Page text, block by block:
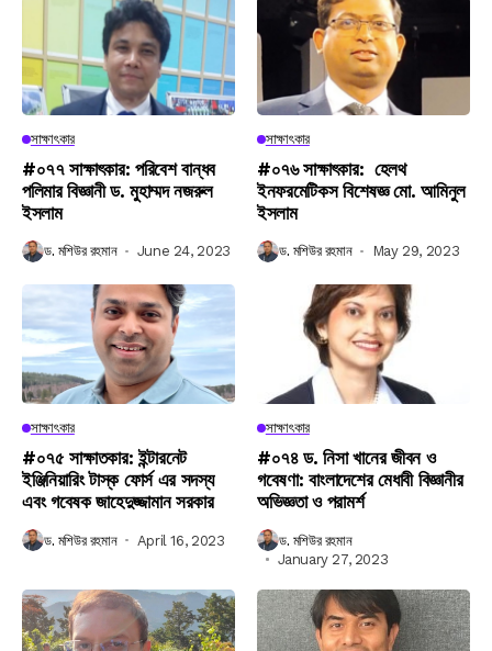
সাক্ষাৎকার
#০৭৭ সাক্ষাৎকার: পরিবেশ বান্ধব
পলিমার বিজ্ঞানী ড. মুহাম্মদ নজরুল
ইসলাম
ড. মশিউর রহমান June 24, 2023
সাক্ষাৎকার
#০৭৬ সাক্ষাৎকার: হেলথ
ইনফরমেটিকস বিশেষজ্ঞ মো. আমিনুল
ইসলাম
ড. মশিউর রহমান May 29, 2023
সাক্ষাৎকার
#০৭৫ সাক্ষাতকার: ইন্টারনেট
ইঞ্জিনিয়ারিং টাস্ক ফোর্স এর সদস্য
এবং গবেষক জাহেদুজ্জামান সরকার
ড. মশিউর রহমান April 16, 2023
সাক্ষাৎকার
#০৭৪ ড. নিসা খানের জীবন ও
গবেষণা: বাংলাদেশের মেধাবী বিজ্ঞানীর
অভিজ্ঞতা ও পরামর্শ
ড. মশিউর রহমান
January 27, 2023